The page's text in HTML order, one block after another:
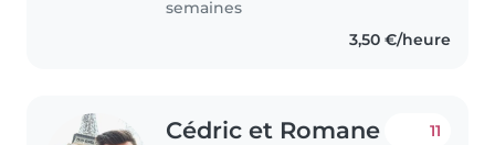
semaines
3,50 €/heure
Cédric et Romane 11